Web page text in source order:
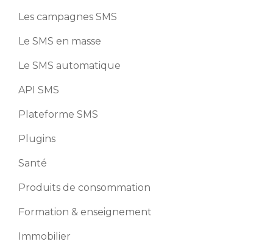
Les campagnes SMS
Le SMS en masse
Le SMS automatique
API SMS
Plateforme SMS
Plugins
Santé
Produits de consommation
Formation & enseignement
Immobilier